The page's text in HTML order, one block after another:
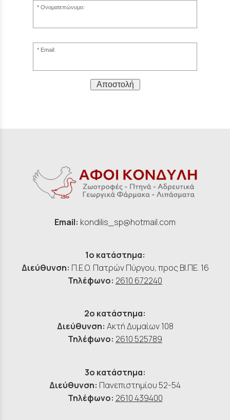
Ονοματεπώνυμο:
Email:
Αποστολή
Email: kondilis_sp@hotmail.com
1ο κατάστημα:
Διεύθυνση: Π.Ε.Ο. Πατρών Πύργου, προς ΒΙ.ΠΕ. 16
Τηλέφωνο: 2610 672240
2ο κατάστημα:
Διεύθυνση: Ακτή Δυμαίων 108
Τηλέφωνο: 2610 525789
3ο κατάστημα:
Διεύθυνση: Πανεπιστημίου 52-54
Τηλέφωνο: 2610 439400